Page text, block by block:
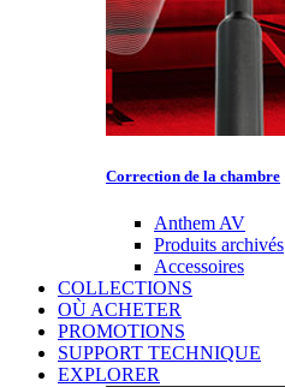
Correction de la chambre
Anthem AV
Produits archivés
Accessoires
COLLECTIONS
OÙ ACHETER
PROMOTIONS
SUPPORT TECHNIQUE
EXPLORER